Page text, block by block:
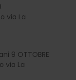
via La
9 OTTOBRE
via La